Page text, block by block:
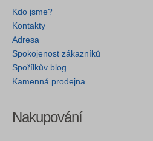
Kdo jsme?
Kontakty
Adresa
Spokojenost zákazníků
Spořílkův blog
Kamenná prodejna
Nakupování